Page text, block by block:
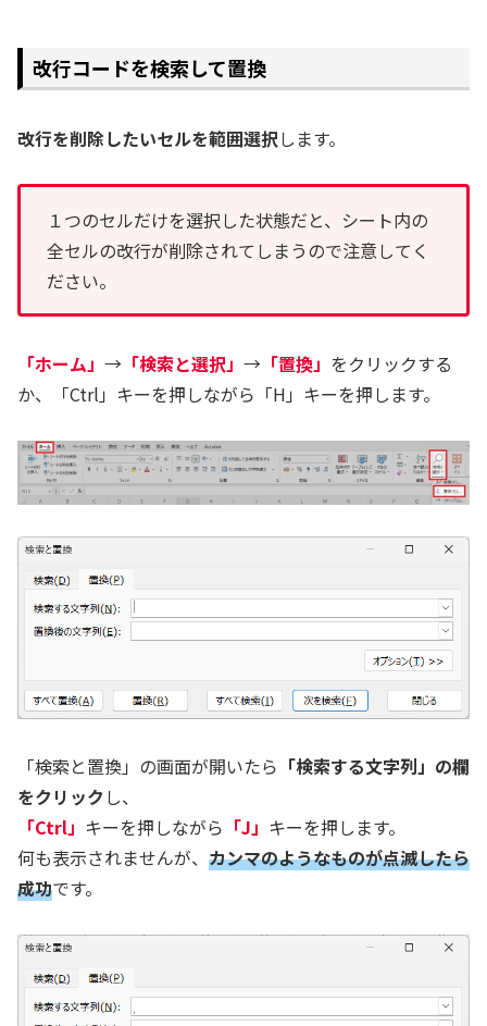
改行コードを検索して置換
改行を削除したいセルを範囲選択します。
１つのセルだけを選択した状態だと、シート内の
全セルの改行が削除されてしまうので注意してく
ださい。
「ホーム」 → 「検索と選択」 → 「置換」 をクリックする
か、「Ctrl」キーを押しながら「H」キーを押します。
「検索と置換」の画面が開いたら 「検索する文字列」の欄
をクリックし、
「Ctrl」 キーを押しながら 「J」 キーを押します。
何も表示されませんが、 カンマのようなものが点滅したら
成功です。